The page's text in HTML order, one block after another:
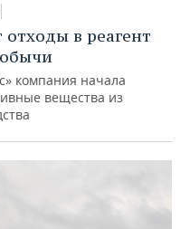
в реагент
компания начала
вещества из